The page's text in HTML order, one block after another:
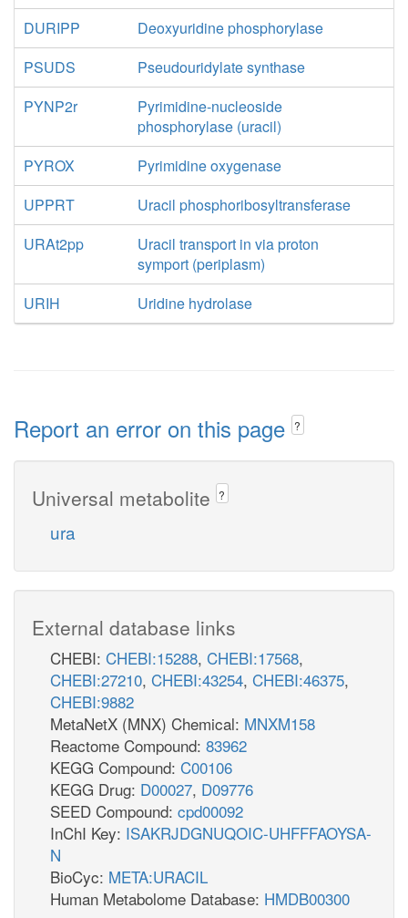
DURIPP
Deoxyuridine phosphorylase
PSUDS
Pseudouridylate synthase
PYNP2r
Pyrimidine-nucleoside
phosphorylase (uracil)
PYROX
Pyrimidine oxygenase
UPPRT
Uracil phosphoribosyltransferase
URAt2pp
Uracil transport in via proton
symport (periplasm)
URIH
Uridine hydrolase
Report an error on this page ?
Universal metabolite ?
ura
External database links
CHEBI: CHEBI:15288, CHEBI:17568,
CHEBI:27210, CHEBI:43254, CHEBI:46375,
CHEBI:9882
MetaNetX (MNX) Chemical: MNXM158
Reactome Compound: 83962
KEGG Compound: C00106
KEGG Drug: D00027, D09776
SEED Compound: cpd00092
InChI Key: ISAKRJDGNUQOIC-UHFFFAOYSA-
N
BioCyc: META:URACIL
Human Metabolome Database: HMDB00300